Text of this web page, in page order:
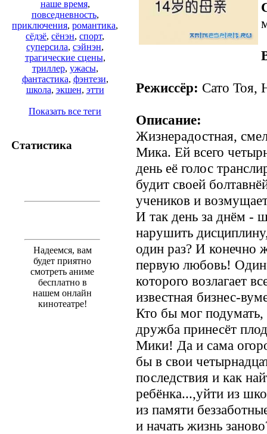
наше время,
повседневность,
приключения, романтика,
сёдзё, сёнэн, спорт,
суперсила, сэйнэн,
трагические сцены,
триллер, ужасы,
фантастика, фэнтези,
школа, экшен, этти
Показать все теги
Статистика
Надеемся, вам
будет приятно
смотреть аниме
бесплатно в
нашем онлайн
кинотеатре!
Режиссёр: Сато Тоя,
Описание:
Жизнерадостная,
Мика. Ей всего
день её голос
будит своей
учеников и
И так день за днём -
нарушить
один раз? И конечно
первую любовь!
которого возлагает
известная бизнес-
Кто бы мог подумать,
дружба принесёт
Мики! Да и сама
бы в свои
последствия и как
ребёнка...,уйти из
из памяти
и начать жизнь